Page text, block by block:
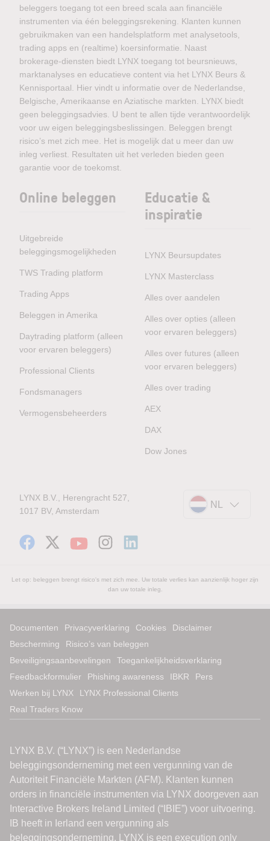
beleggers toegang tot een breed scala aan financiële
instrumenten via één beleggingsrekening. Klanten kunnen
gebruikmaken van een handelsplatform met analysetools,
trading apps en (realtime) koersinformatie. Naast
brokerage-diensten biedt LYNX toegang tot beursnieuws,
marktanalyses en educatieve content via het LYNX Beurs &
Kennisportaal. Hier vindt u informatie over de Nederlandse,
Belgische, Amerikaanse en Aziatische markten. LYNX biedt
geen beleggingsadvies. U bent te allen tijde verantwoordelijk
voor uw eigen beleggingsbeslissingen. Beleggen brengt
risico’s met zich mee. Het is mogelijk dat u meer dan uw
inleg verliest. Resultaten uit het verleden bieden geen
garantie voor de toekomst.
Online beleggen
Uitgebreide
beleggingsmogelijkheden
TWS Trading platform
Trading Apps
Beleggen in Amerika
Daytrading platform (alleen
voor ervaren beleggers)
Professional Clients
Fondsmanagers
Vermogensbeheerders
Educatie &
inspiratie
LYNX Beursupdates
LYNX Masterclass
Alles over aandelen
Alles over opties (alleen
voor ervaren beleggers)
Alles over futures (alleen
voor ervaren beleggers)
Alles over trading
AEX
DAX
Dow Jones
LYNX B.V., Herengracht 527,
1017 BV, Amsterdam
NL
Let op: beleggen brengt risico's met zich mee. Uw totale verlies kan aanzienlijk hoger zijn
dan uw totale inleg.
Documenten Privacyverklaring Cookies
Disclaimer
Bescherming
Risico’s van beleggen
Beveiligingsaanbevelingen
Toegankelijkheidsverklaring
Feedbackformulier
Phishing awareness IBKR
Pers
Werken bij LYNX
LYNX Professional Clients
Real Traders Know